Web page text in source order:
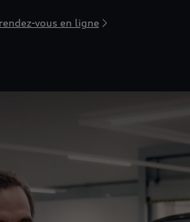
vous en ligne